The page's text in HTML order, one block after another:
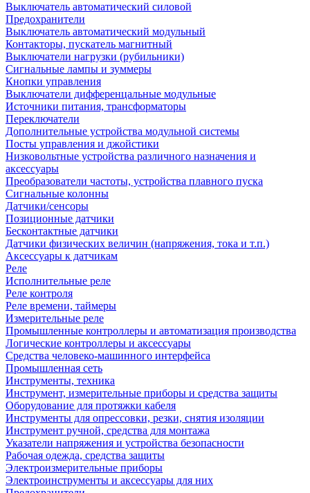
Выключатель автоматический силовой
Предохранители
Выключатель автоматический модульный
Контакторы, пускатель магнитный
Выключатели нагрузки (рубильники)
Сигнальные лампы и зуммеры
Кнопки управления
Выключатели дифференцальные модульные
Источники питания, трансформаторы
Переключатели
Дополнительные устройства модульной системы
Посты управления и джойстики
Низковольтные устройства различного назначения и
аксессуары
Преобразователи частоты, устройства плавного пуска
Сигнальные колонны
Датчики/сенсоры
Позиционные датчики
Бесконтактные датчики
Датчики физических величин (напряжения, тока и т.п.)
Аксессуары к датчикам
Реле
Исполнительные реле
Реле контроля
Реле времени, таймеры
Измерительные реле
Промышленные контроллеры и автоматизация производства
Логические контроллеры и аксессуары
Средства человеко-машинного интерфейса
Промышленная сеть
Инструменты, техника
Инструмент, измерительные приборы и средства защиты
Оборудование для протяжки кабеля
Инструменты для опрессовки, резки, снятия изоляции
Инструмент ручной, средства для монтажа
Указатели напряжения и устройства безопасности
Рабочая одежда, средства защиты
Электроизмерительные приборы
Электроинструменты и аксессуары для них